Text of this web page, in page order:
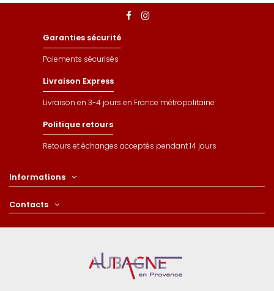
Garanties sécurité
Paiements sécurisés
Livraison Express
Livraison en 3-4 jours en France métropolitaine
Politique retours
Retours et échanges acceptés pendant 14 jours
Informations
Contacts